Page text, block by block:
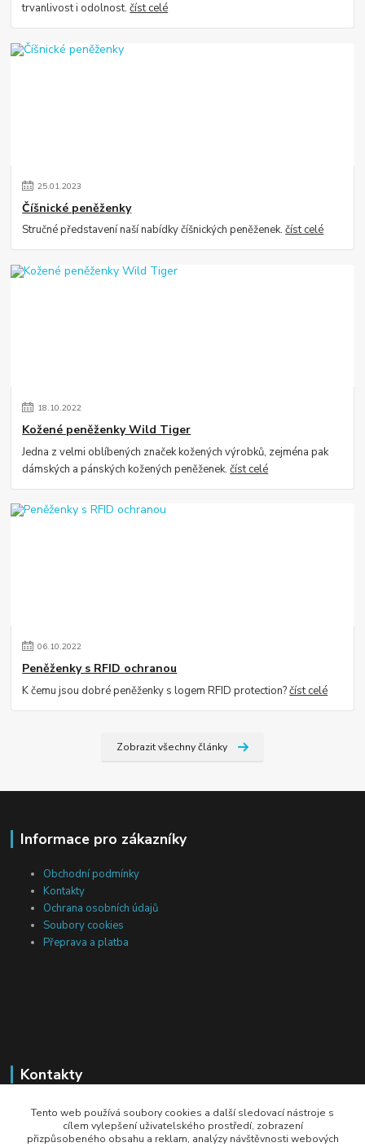
trvanlivost i odolnost.číst celé
25.01.2023
Číšnické peněženky
Stručné představení naší nabídky číšnických peněženek.číst celé
18.10.2022
Kožené peněženky Wild Tiger
Jedna z velmi oblíbených značek kožených výrobků, zejména pak
dámských a pánských kožených peněženek.číst celé
06.10.2022
Peněženky s RFID ochranou
K čemu jsou dobré peněženky s logem RFID protection?číst celé
Zobrazit všechny články
Informace pro zákazníky
Obchodní podmínky
Kontakty
Ochrana osobních údajů
Soubory cookies
Přeprava a platba
Kontakty
Michal Tranta
+420 777 217 687
(Po-Pá, 8-18 hod.)
Tento web používá soubory cookies a další sledovací nástroje s
cílem vylepšení uživatelského prostředí, zobrazení
přizpůsobeného obsahu a reklam, analýzy návštěvnosti webových